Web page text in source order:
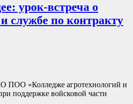
урок-встреча о
службе по контракту
ПОО «Колледже агротехнологий и
поддержке войсковой части